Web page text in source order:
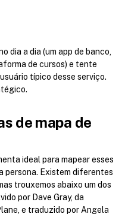
dia a dia (um app de banco,
de cursos) e tente
típico desse serviço.
de mapa de
ideal para mapear esses
persona. Existem diferentes
trouxemos abaixo um dos
por Dave Gray, da
e traduzido por Angela